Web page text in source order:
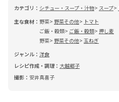
カテゴリ： シチュー・スープ・汁物 スープ
主な食材： 野菜 野菜その他
トマト
ご飯・穀類
ご飯・穀類
押し麦
野菜
野菜その他 玉ねぎ
ジャンル： 洋食
レシピ作成・調理： 大越郷子
撮影： 安井真喜子